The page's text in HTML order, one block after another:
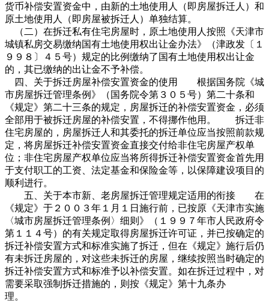
货币补偿安置资金中，由新的土地使用人（即房屋拆迁人）和
原土地使用人（即房屋被拆迁人）单独结算。
（二）在拆迁私有住宅房屋时，原土地使用人按照《天津市
城镇私房交易缴纳国有土地使用权出让金办法》（津政发〔１
９９８〕４５号）规定的比例缴纳了国有土地使用权出让金
的，其已缴纳的出让金不予补偿。
四、关于拆迁房屋补偿安置资金的使用 根据国务院《城
市房屋拆迁管理条例》（国务院令第３０５号）第二十条和
《规定》第二十三条的规定，房屋拆迁的补偿安置资金，必须
全部用于被拆迁房屋的补偿安置，不得挪作他用。 拆迁非
住宅房屋的，房屋拆迁人和其委托的拆迁单位应当按照前款规
定，将房屋拆迁补偿安置资金直接交付给非住宅房屋产权单
位；非住宅房屋产权单位应当将所得拆迁补偿安置资金首先用
于支付职工的工资、法定基金和保险金等，以保障建设项目的
顺利进行。
五、关于本市新、老房屋拆迁管理规定适用的衔接 在
《规定》于２００３年１月１日施行前，已按原《天津市实施
〈城市房屋拆迁管理条例〉细则》（１９９７年市人民政府令
第１１４号）的有关规定取得房屋拆迁许可证，并已按确定的
拆迁补偿安置方式和标准实施了拆迁，但在《规定》施行后仍
有未拆迁房屋的，对这些未拆迁的房屋，继续按照当时确定的
拆迁补偿安置方式和标准予以补偿安置。如在拆迁过程中，对
需要采取强制拆迁措施的，则按《规定》第十九条办
理。